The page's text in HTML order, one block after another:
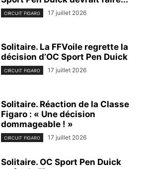
CIRCUIT FIGARO 17 juillet 2026
Solitaire. La FFVoile regrette la
décision d’OC Sport Pen Duick
CIRCUIT FIGARO 17 juillet 2026
Solitaire. Réaction de la Classe
Figaro : « Une décision
dommageable ! »
CIRCUIT FIGARO 17 juillet 2026
Solitaire. OC Sport Pen Duick